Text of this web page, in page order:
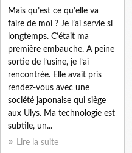
Mais qu’est ce qu’elle va
faire de moi ? Je l’ai servie si
longtemps. C’était ma
première embauche. A peine
sortie de l’usine, je l’ai
rencontrée. Elle avait pris
rendez-vous avec une
société japonaise qui siège
aux Ulys. Ma technologie est
subtile, un...
Lire la suite